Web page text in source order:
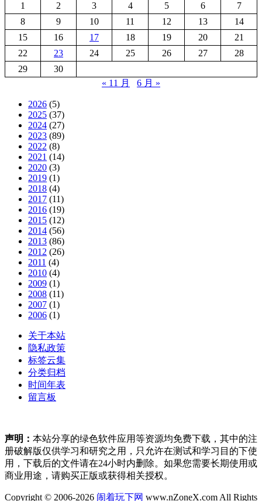
1
2 3 4 5 6
7
8
9 10 11 12 13
14
15
16 17 18 19 20
21
22
23 24 25 26 27
28
29
30
« 11 月
6 月 »
2026 (5)
2025 (37)
2024 (27)
2023 (89)
2022 (8)
2021 (14)
2020 (3)
2019 (1)
2018 (4)
2017 (11)
2016 (19)
2015 (12)
2014 (56)
2013 (86)
2012 (26)
2011 (4)
2010 (4)
2009 (1)
2008 (11)
2007 (1)
2006 (1)
关于本站
隐私政策
标签云集
分类归档
时间年表
留言板
声明： 本站分享的绿色软件应用等资源均免费下载，其中的注
册破解版仅供学习和研究之用，只允许在测试和学习目的下使
用，下载后的文件请在24小时内删除。如果您需要长期使用或
商业用途，请购买正版或获得相关授权。
Copyright © 2006-2026 闹着玩下网 www.nZoneX.com All Rights